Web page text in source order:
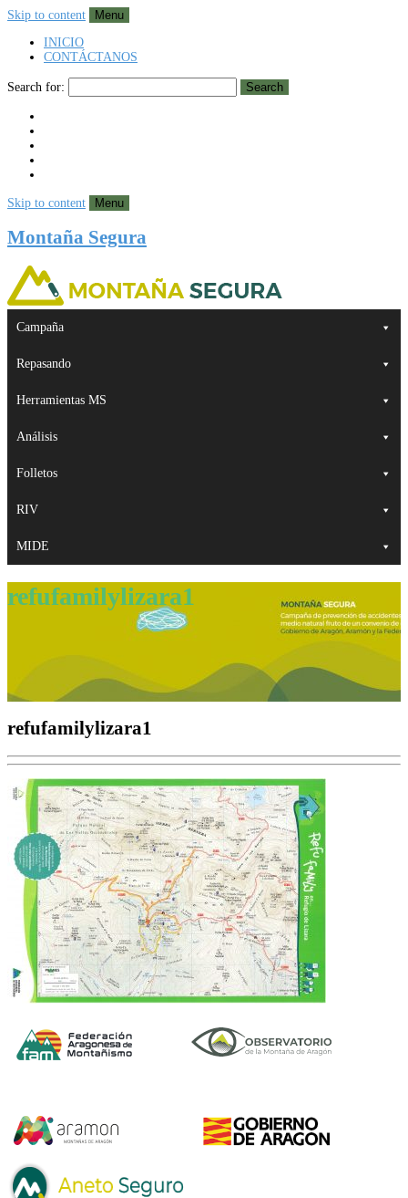
Skip to content
Menu
INICIO
CONTÁCTANOS
Search for: Search
Skip to content Menu
Montaña Segura
Campaña
Repasando
Herramientas MS
Análisis
Folletos
RIV
MIDE
refufamilylizara1
refufamilylizara1